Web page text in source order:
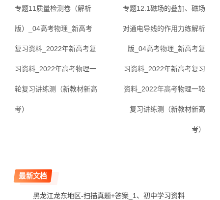
专题11质量检测卷（解析
版）_04高考物理_新高考
复习资料_2022年新高考复
习资料_2022年高考物理一
轮复习讲练测（新教材新高
考）
专题12.1磁场的叠加、磁场
对通电导线的作用力练解析
版_04高考物理_新高考复
习资料_2022年新高考复习
资料_2022年高考物理一轮
复习讲练测（新教材新高
考）
最新文档
黑龙江龙东地区-扫描真题+答案_1、初中学习资料